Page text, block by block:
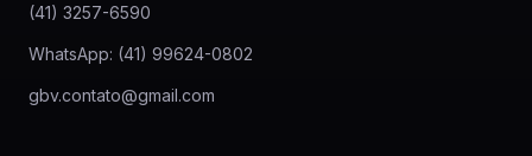
(41) 3257-6590
WhatsApp: (41) 99624-0802
gbv.contato@gmail.com